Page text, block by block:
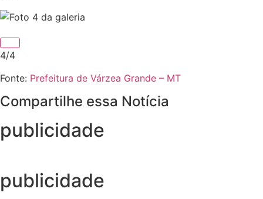
4/4
Fonte: Prefeitura de Várzea Grande – MT
Compartilhe essa Notícia
publicidade
publicidade